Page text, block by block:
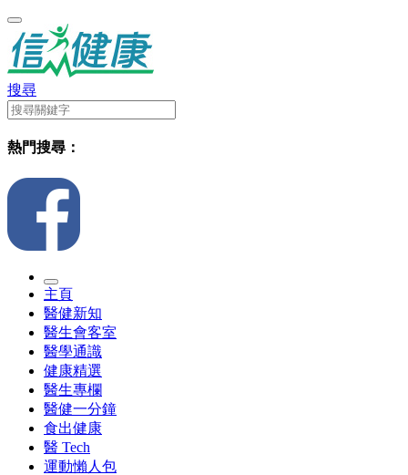
搜尋
熱門搜尋：
主頁
醫健新知
醫生會客室
醫學通識
健康精選
醫生專欄
醫健一分鐘
食出健康
醫 Tech
運動懶人包